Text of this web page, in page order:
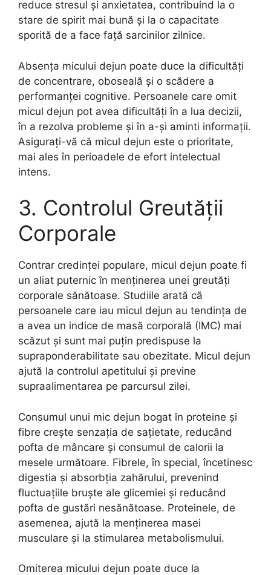
reduce stresul și anxietatea, contribuind la o
stare de spirit mai bună și la o capacitate
sporită de a face față sarcinilor zilnice.
Absența micului dejun poate duce la dificultăți
de concentrare, oboseală și o scădere a
performanței cognitive. Persoanele care omit
micul dejun pot avea dificultăți în a lua decizii,
în a rezolva probleme și în a-și aminti informații.
Asigurați-vă că micul dejun este o prioritate,
mai ales în perioadele de efort intelectual
intens.
3. Controlul Greutății
Corporale
Contrar credinței populare, micul dejun poate fi
un aliat puternic în menținerea unei greutăți
corporale sănătoase. Studiile arată că
persoanele care iau micul dejun au tendința de
a avea un indice de masă corporală (IMC) mai
scăzut și sunt mai puțin predispuse la
supraponderabilitate sau obezitate. Micul dejun
ajută la controlul apetitului și previne
supraalimentarea pe parcursul zilei.
Consumul unui mic dejun bogat în proteine și
fibre crește senzația de sațietate, reducând
pofta de mâncare și consumul de calorii la
mesele următoare. Fibrele, în special, încetinesc
digestia și absorbția zahărului, prevenind
fluctuațiile bruște ale glicemiei și reducând
pofta de gustări nesănătoase. Proteinele, de
asemenea, ajută la menținerea masei
musculare și la stimularea metabolismului.
Omiterea micului dejun poate duce la